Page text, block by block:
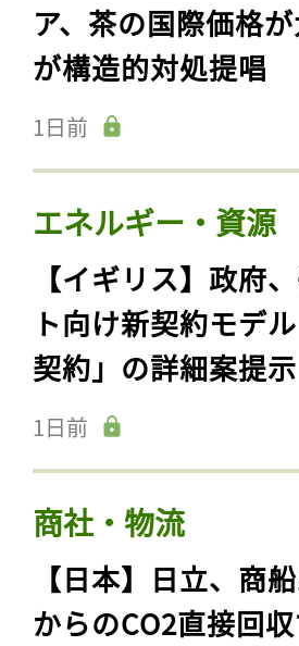
ア、茶の国際価格
が構造的対処提唱
1日前
エネルギー・資源
【イギリス】政府
ト向け新契約モデ
契約」の詳細案提示
1日前
商社・物流
【日本】日立、商
からのCO2直接回